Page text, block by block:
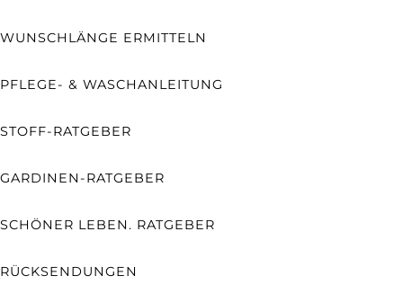
WUNSCHLÄNGE ERMITTELN
PFLEGE- & WASCHANLEITUNG
STOFF-RATGEBER
GARDINEN-RATGEBER
SCHÖNER LEBEN. RATGEBER
RÜCKSENDUNGEN